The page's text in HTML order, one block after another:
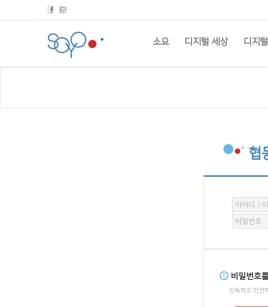
Facebook
소요 디지털 세상 디지
협
비밀번호
신속하고 안전